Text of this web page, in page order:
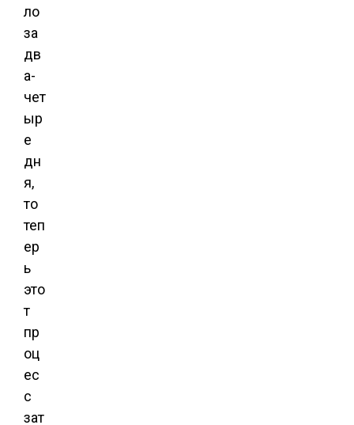
ло
за
дв
а-
чет
ыр
е
дн
я,
то
теп
ер
ь
это
т
пр
оц
ес
с
зат